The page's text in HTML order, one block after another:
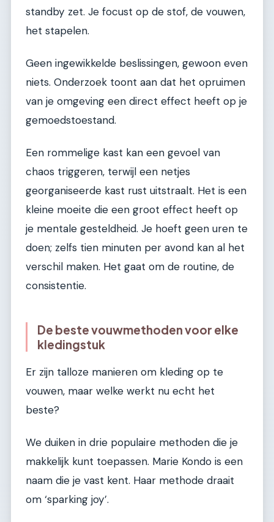
standby zet. Je focust op de stof, de vouwen,
het stapelen.
Geen ingewikkelde beslissingen, gewoon even
niets. Onderzoek toont aan dat het opruimen
van je omgeving een direct effect heeft op je
gemoedstoestand.
Een rommelige kast kan een gevoel van
chaos triggeren, terwijl een netjes
georganiseerde kast rust uitstraalt. Het is een
kleine moeite die een groot effect heeft op
je mentale gesteldheid. Je hoeft geen uren te
doen; zelfs tien minuten per avond kan al het
verschil maken. Het gaat om de routine, de
consistentie.
De beste vouwmethoden voor elke
kledingstuk
Er zijn talloze manieren om kleding op te
vouwen, maar welke werkt nu echt het
beste?
We duiken in drie populaire methoden die je
makkelijk kunt toepassen. Marie Kondo is een
naam die je vast kent. Haar methode draait
om ‘sparking joy’.